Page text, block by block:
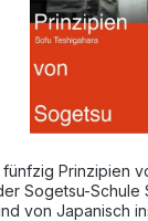
fünfzig Prinzipien
Sogetsu-Schule
von Japanisch